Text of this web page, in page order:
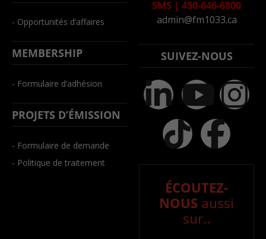
- Opportunités d’affaires
MEMBERSHIP
- Formulaire d’adhésion
PROJETS D’ÉMISSION
- Formulaire de demande
- Politique de traitement
SMS | 450-646-6800
admin@fm1033.ca
SUIVEZ-NOUS
ÉCOUTEZ-
NOUS aussi
sur..